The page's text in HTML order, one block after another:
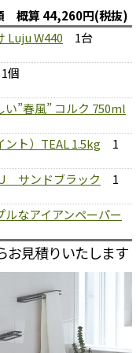
概算 44,260円(税抜)
Luju W440 1台
個
い”春風” コルク 750ml
ト）TEAL 1.5kg 1
サンドブラック 1
なアイアンペーパー
お見積りいたします